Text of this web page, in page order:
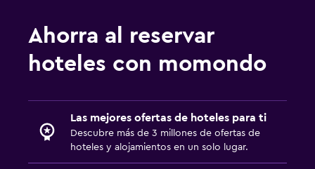
Ahorra al reservar
hoteles con momondo
Las mejores ofertas de hoteles para ti
Descubre más de 3 millones de ofertas de
hoteles y alojamientos en un solo lugar.